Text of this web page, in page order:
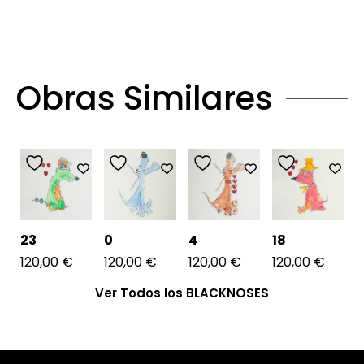
Obras Similares
23
120,00 €
0
120,00 €
4
120,00 €
18
120,00 €
Ver Todos los BLACKNOSES